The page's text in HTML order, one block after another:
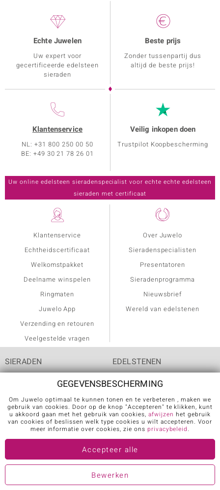
Echte Juwelen
Uw expert voor
gecertificeerde edelsteen
sieraden
Beste prijs
Zonder tussenpartij dus
altijd de beste prijs!
Klantenservice
NL: +31 800 250 00 50
BE: +49 30 21 78 26 01
Veilig inkopen doen
Trustpilot Koopbescherming
Klantenservice
Echtheidscertificaat
Welkomstpakket
Deelname winspelen
Ringmaten
Juwelo App
Verzending en retouren
Veelgestelde vragen
Over Juwelo
Sieradenspecialisten
Presentatoren
Sieradenprogramma
Nieuwsbrief
Wereld van edelstenen
SIERADEN
dames ringen
diamant ringen
gouden ringen
halskettingen
halssieraden
EDELSTENEN
agaat
alexandriet
amethist
apatiet
aquamarijn
beril
chalcedoon
GEGEVENSBESCHERMING
Om Juwelo optimaal te kunnen tonen en te verbeteren , maken we
gebruik van cookies. Door op de knop "Accepteren" te klikken, kunt
u akkoord gaan met het gebruik van cookies,afwijzen het gebruik
van cookies of beslissen welk type cookies u wilt accepteren. Voor
meer informatie over cookies, zie ons privacybeleid.
Accepteer alle
Bewerken